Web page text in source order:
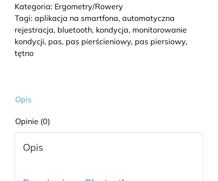
Kategoria: Ergometry/Rowery
Tagi: aplikacja na smartfona, automatyczna
rejestracja, bluetooth, kondycja, monitorowanie
kondycji, pas, pas pierścieniowy, pas piersiowy,
tętno
Opis
Opinie (0)
Opis